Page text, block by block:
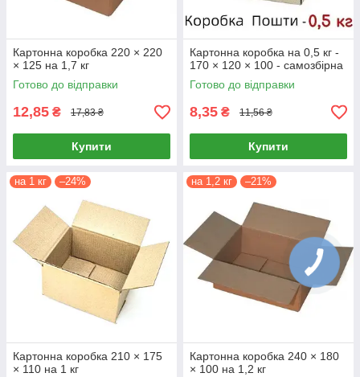
Картонна коробка 220 × 220
× 125 на 1,7 кг
Готово до відправки
12,85 ₴ 17,83 ₴
Купити
Картонна коробка на 0,5 кг -
170 × 120 × 100 - самозбірна
Готово до відправки
8,35 ₴ 11,56 ₴
Купити
на 1 кг –24%
Картонна коробка 210 × 175
× 110 на 1 кг
на 1,2 кг –21%
Картонна коробка 240 × 180
× 100 на 1,2 кг